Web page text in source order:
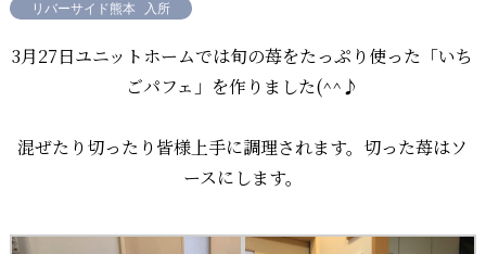
リバーサイド熊本 入所
3月27日ユニットホームでは旬の苺をたっぷり使った「いち
ごパフェ」を作りました(^^♪
混ぜたり切ったり皆様上手に調理されます。切った苺はソ
ースにします。